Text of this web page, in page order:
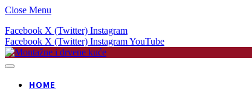
Close Menu
Facebook X (Twitter) Instagram
Facebook X (Twitter) InstagramYouTube
HOME